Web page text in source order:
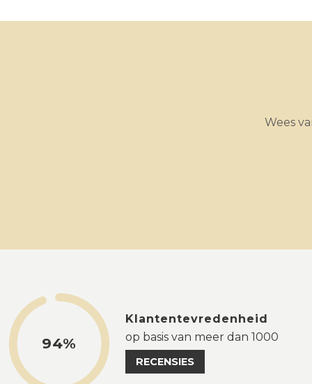
Wees
94%
Klantentevredenheid
op basis van meer dan 1000
RECENSIES